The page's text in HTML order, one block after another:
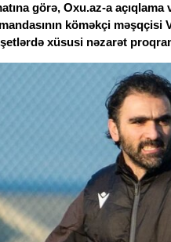
görə, Oxu.az-a
köməkçi
xüsusi nəzarət